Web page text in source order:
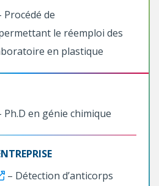
Procédé de
le réemploi des
en plastique
Ph.D en génie chimique
– Détection d’anticorps